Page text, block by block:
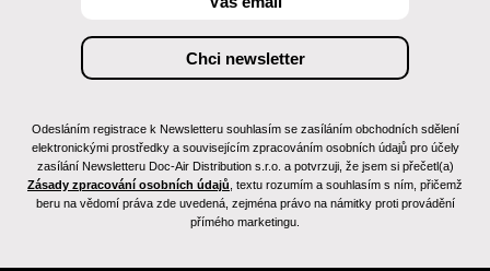
Odesláním registrace k Newsletteru souhlasím se zasíláním obchodních sdělení
elektronickými prostředky a souvisejícím zpracováním osobních údajů pro účely
zasílání Newsletteru Doc-Air Distribution s.r.o. a potvrzuji, že jsem si přečetl(a)
Zásady zpracování osobních údajů , textu rozumím a souhlasím s ním, přičemž
beru na vědomí práva zde uvedená, zejména právo na námitky proti provádění
přímého marketingu.